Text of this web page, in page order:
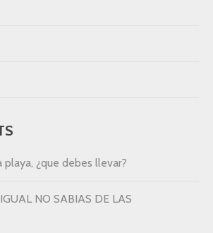
playa, ¿que debes llevar?
NO SABIAS DE LAS